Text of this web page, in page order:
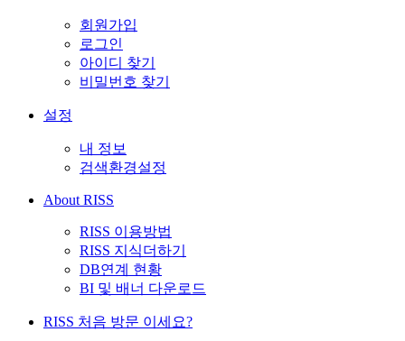
회원가입
로그인
아이디 찾기
비밀번호 찾기
설정
내 정보
검색환경설정
About RISS
RISS 이용방법
RISS 지식더하기
DB연계 현황
BI 및 배너 다운로드
RISS 처음 방문 이세요?